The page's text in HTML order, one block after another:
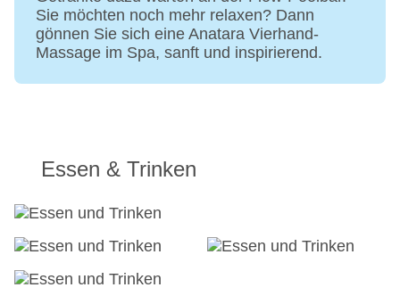
20
Landeskategorie: 5 Sterne
Sie möchten noch mehr relaxen? Dann
gönnen Sie sich eine Anatara Vierhand-
Massage im Spa, sanft und inspirierend.
Essen & Trinken